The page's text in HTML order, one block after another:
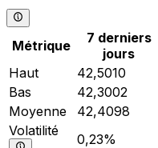
Métrique
7 derniers
jours
Haut
42,5010
Bas
42,3002
Moyenne
42,4098
Volatilité
0,23%